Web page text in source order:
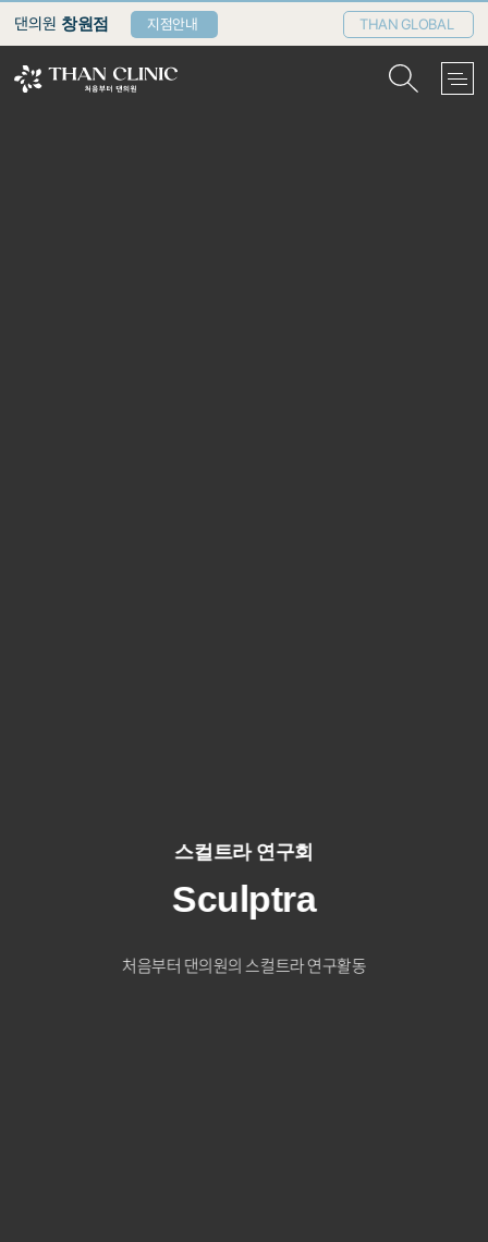
댄의원 창원점 지점안내 THAN GLOBAL
스컬트라 연구회
Sculptra
처음부터 댄의원의 스컬트라 연구활동